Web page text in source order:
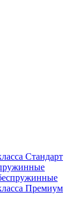
Стандарт
Премиум